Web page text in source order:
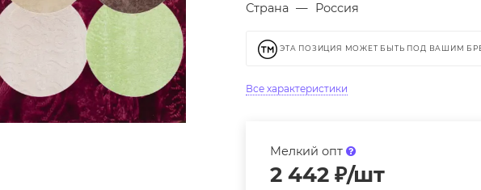
Страна — Россия
ЭТА ПОЗИЦИЯ МОЖЕТ БЫТЬ ПОД ВАШИМ
Все характеристики
Мелкий опт
2 442 ₽/шт